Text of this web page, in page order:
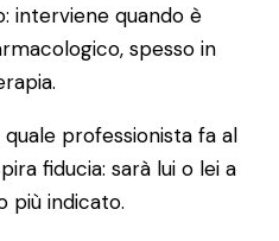
interviene quando è
spesso in
professionista fa al
fiducia: sarà lui o lei a
più indicato.